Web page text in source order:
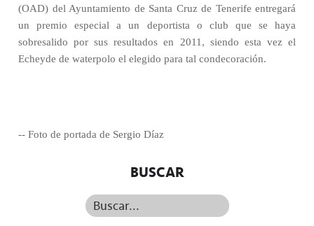
(OAD) del Ayuntamiento de Santa Cruz de Tenerife entregará
un premio especial a un deportista o club que se haya
sobresalido por sus resultados en 2011, siendo esta vez el
Echeyde de waterpolo el elegido para tal condecoración.
-- Foto de portada de Sergio Díaz
BUSCAR
Buscar...